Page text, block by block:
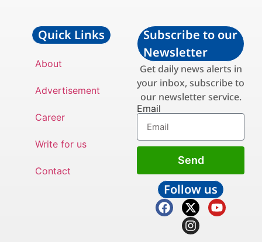
Quick Links
About
Advertisement
Career
Write for us
Contact
Subscribe to our
Newsletter
Get daily news alerts in
your inbox, subscribe to
our newsletter service.
Email
Send
Follow us